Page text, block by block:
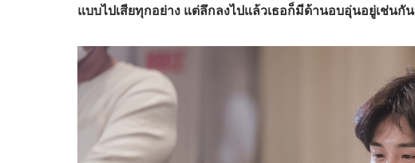
แบบไปเสียทุกอย่าง แต่ลึกลงไปแล้วเธอก็มีด้านอบอุ่นอยู่เช่นกัน